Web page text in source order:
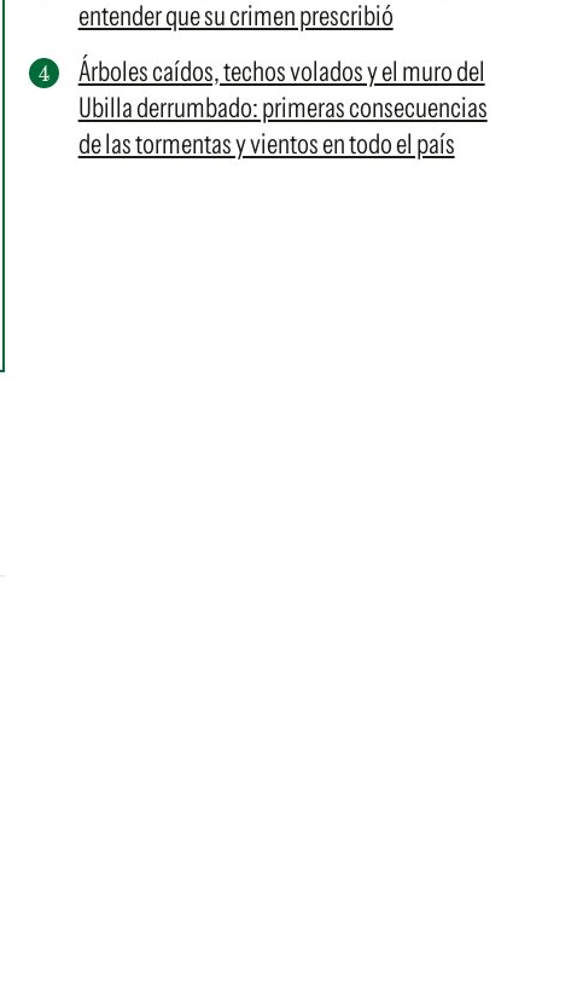
entender que su crimen prescribió
Árboles caídos, techos volados y el muro del
Ubilla derrumbado: primeras consecuencias
de las tormentas y vientos en todo el país